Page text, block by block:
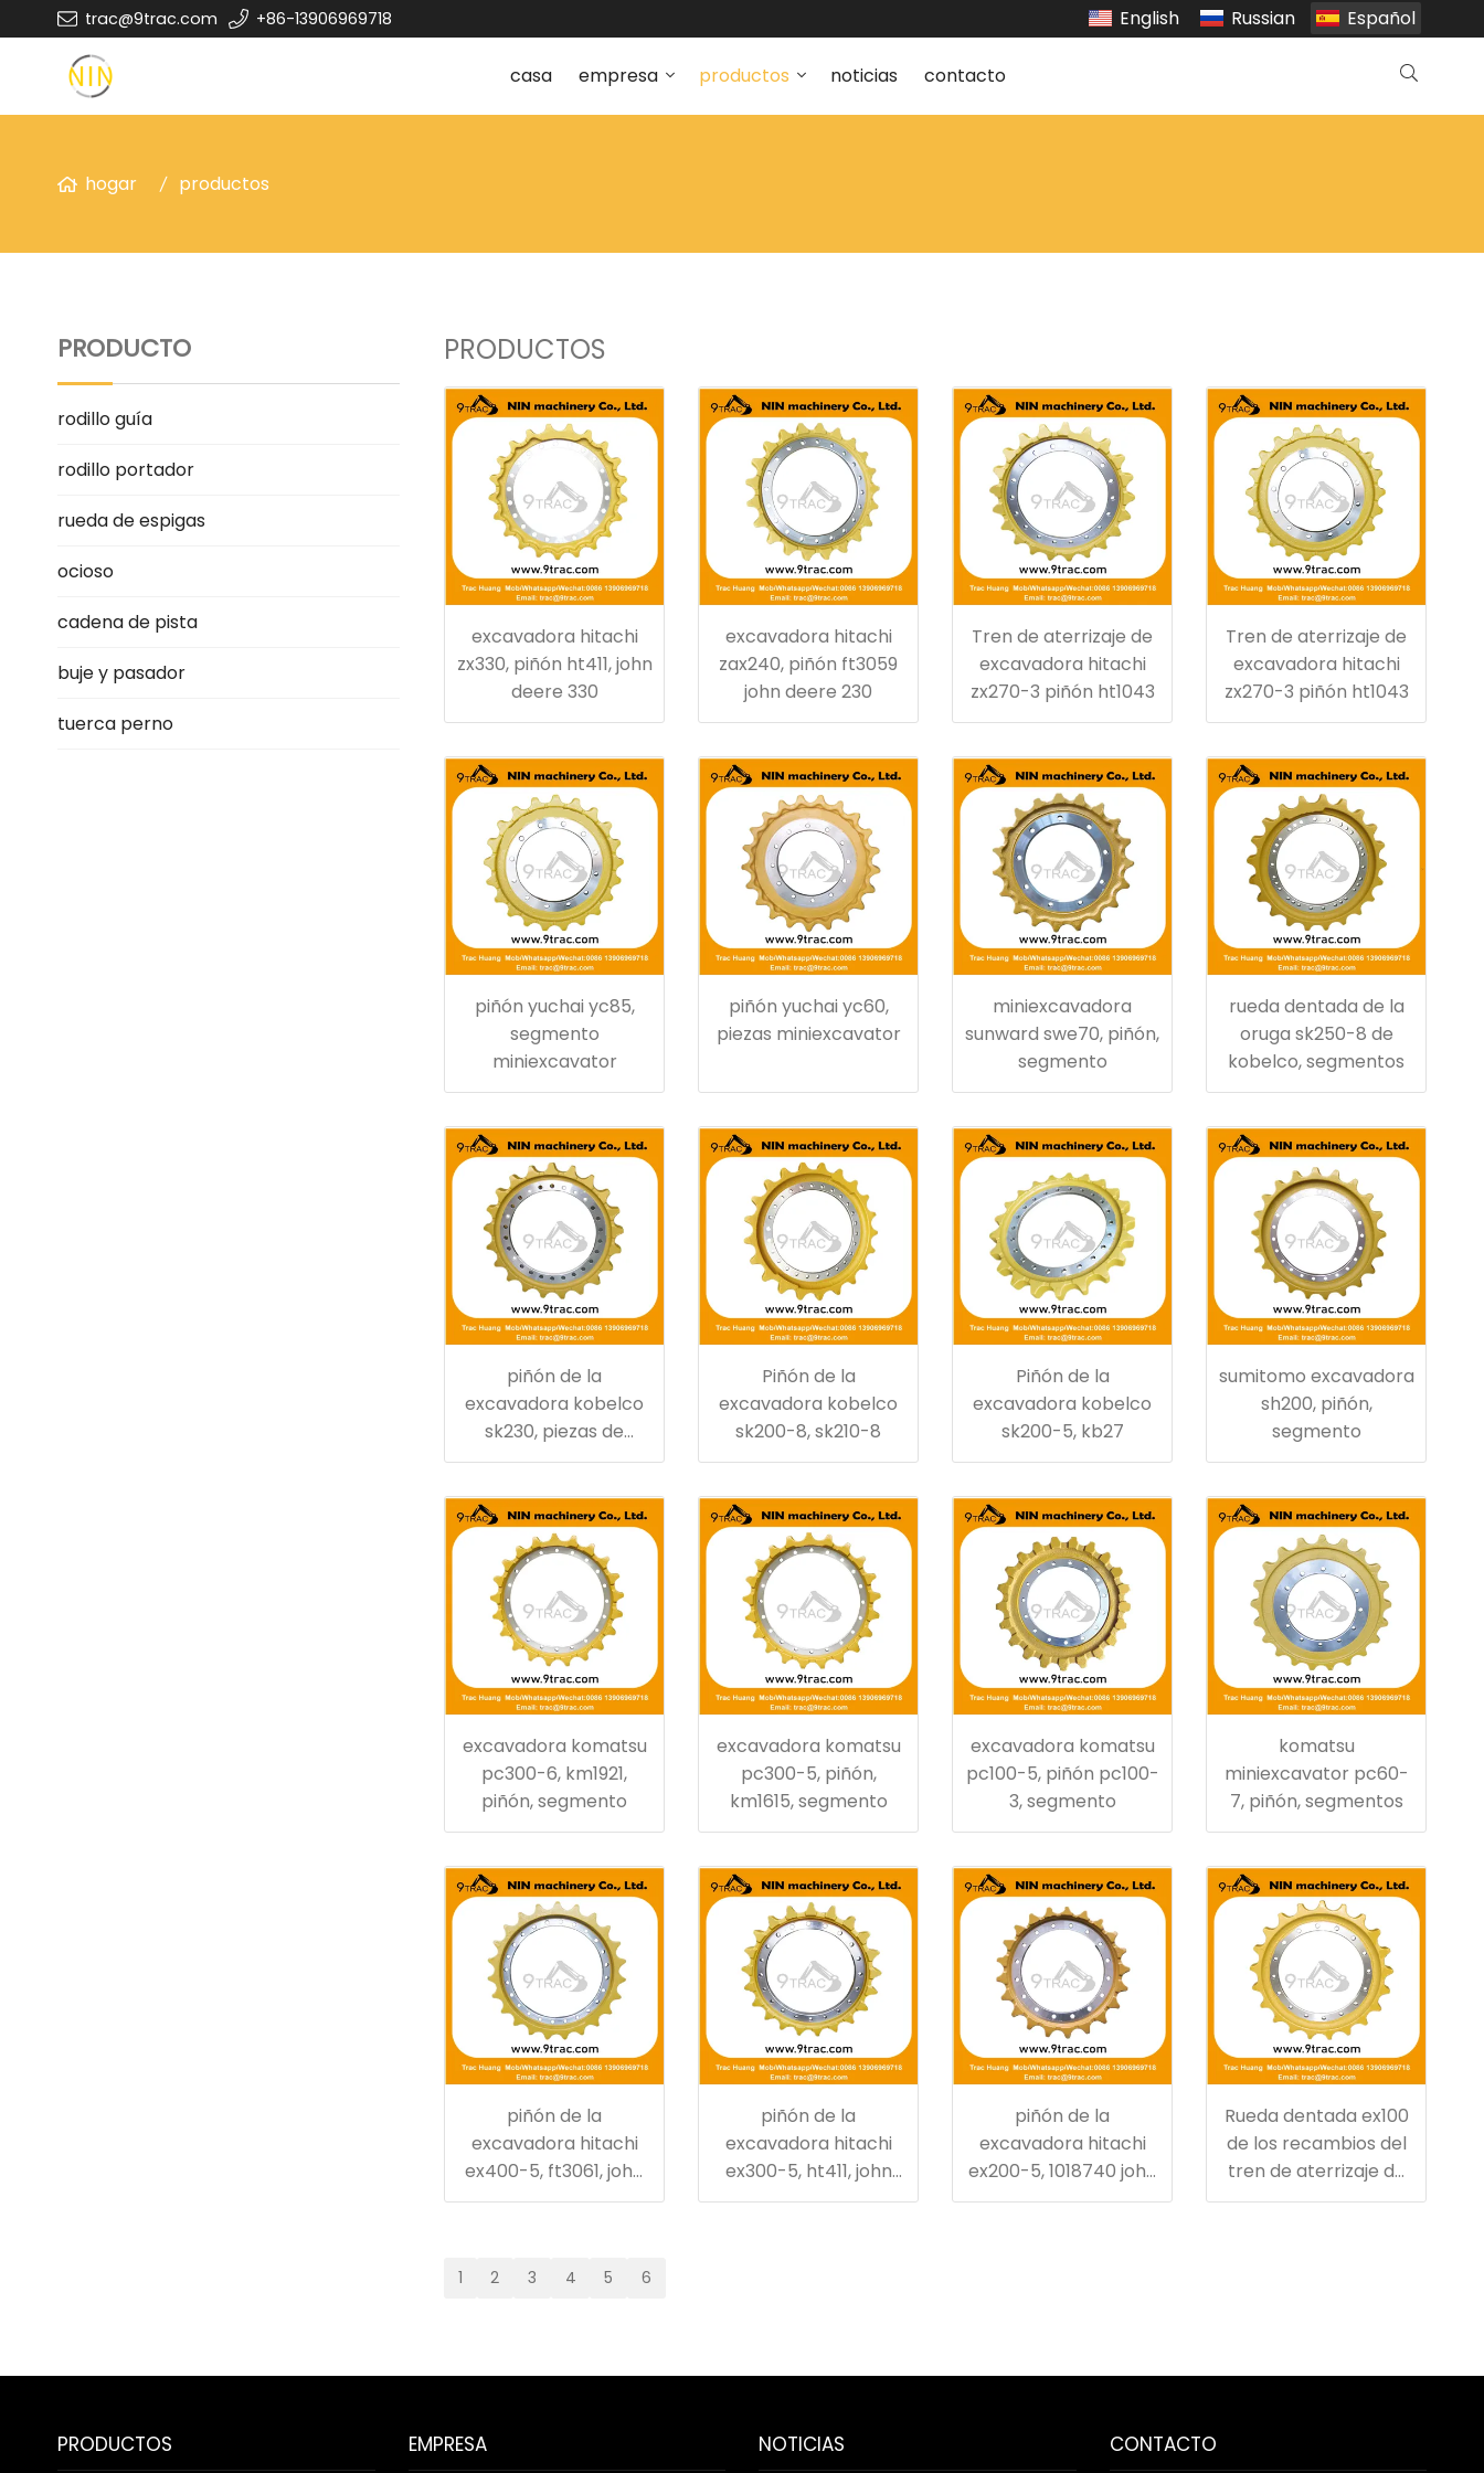
trac@9trac.com +86-13906969718 English Russian Español
casa empresa productos noticias contacto
hogar productos
PRODUCTO
rodillo guía
rodillo portador
rueda de espigas
ocioso
cadena de pista
buje y pasador
tuerca perno
PRODUCTOS
excavadora hitachi
zx330, piñón ht411, john
deere 330
excavadora hitachi
zax240, piñón ft3059
john deere 230
Tren de aterrizaje de
excavadora hitachi
zx270-3 piñón ht1043
Tren de aterrizaje de
excavadora hitachi
zx270-3 piñón ht1043
piñón yuchai yc85,
segmento
miniexcavator
piñón yuchai yc60,
piezas miniexcavator
miniexcavadora
sunward swe70, piñón,
segmento
rueda dentada de la
oruga sk250-8 de
kobelco, segmentos
piñón de la
excavadora kobelco
sk230, piezas de
repuesto del tren de
Piñón de la
excavadora kobelco
sk200-8, sk210-8
Piñón de la
excavadora kobelco
sk200-5, kb27
sumitomo excavadora
sh200, piñón,
segmento
excavadora komatsu
pc300-6, km1921,
piñón, segmento
excavadora komatsu
pc300-5, piñón,
km1615, segmento
excavadora komatsu
pc100-5, piñón pc100-
3, segmento
komatsu
miniexcavator pc60-
7, piñón, segmentos
piñón de la
excavadora hitachi
ex400-5, ft3061, john
deere 370
piñón de la
excavadora hitachi
ex300-5, ht411, john
deere 270
piñón de la
excavadora hitachi
ex200-5, 1018740 john
deere
Rueda dentada ex100
de los recambios del
tren de aterrizaje de
la excavadora Hitachi
1 2 3 4 5 6
PRODUCTOS EMPRESA NOTICIAS CONTACTO